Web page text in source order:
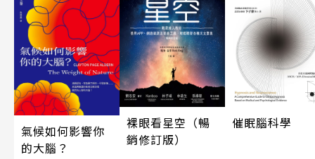
氣候如何影響你
的大腦？
裸眼看星空（暢
銷修訂版）
催眠腦科學